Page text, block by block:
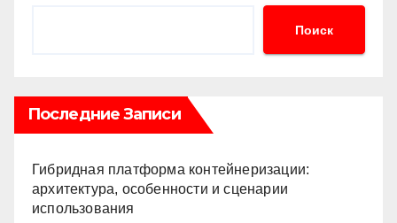
Поиск
Последние Записи
Гибридная платформа контейнеризации:
архитектура, особенности и сценарии
использования